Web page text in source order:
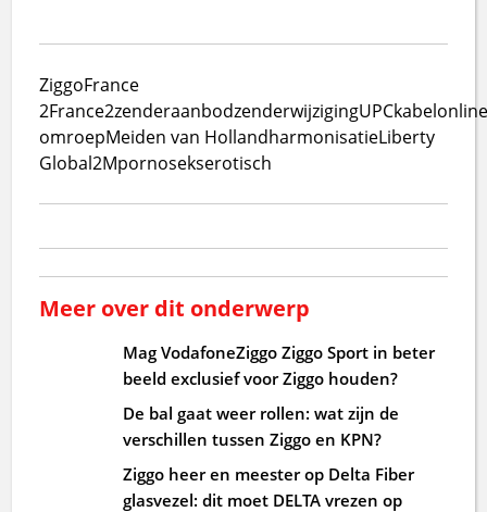
ZiggoFrance
2France2zenderaanbodzenderwijzigingUPCkabel
omroepMeiden van HollandharmonisatieLiberty
Global2Mpornosekserotisch
Meer over dit onderwerp
Mag VodafoneZiggo Ziggo Sport in beter
beeld exclusief voor Ziggo houden?
De bal gaat weer rollen: wat zijn de
verschillen tussen Ziggo en KPN?
Ziggo heer en meester op Delta Fiber
glasvezel: dit moet DELTA vrezen op